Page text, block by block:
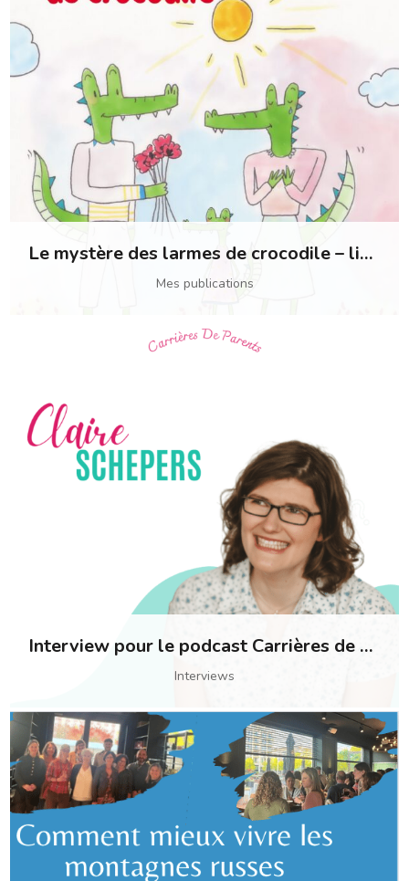
Le mystère des larmes de crocodile – livre pour enfants
Mes publications
Interview pour le podcast Carrières de parents
Interviews